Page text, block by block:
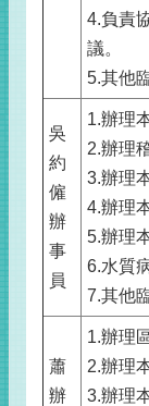
4.負責
議。
5.其他
吳
約
僱
辦
事
員
1.辦理
2.辦理
3.辦理
4.辦理
5.辦理
6.水質
7.其他
蕭
辦
1.辦理
2.辦理
3.辦理